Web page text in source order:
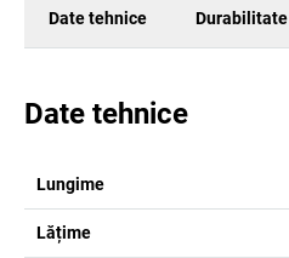
Date tehnice Durabilitate
Date tehnice
Lungime
Lățime